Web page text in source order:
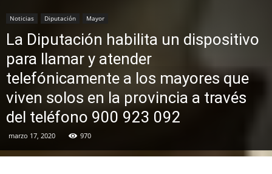
Noticias Diputación Mayor
La Diputación habilita un dispositivo
para llamar y atender
telefónicamente a los mayores que
viven solos en la provincia a través
del teléfono 900 923 092
marzo 17, 2020 970